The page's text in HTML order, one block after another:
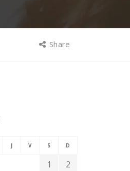
Share
J V S D
1
2